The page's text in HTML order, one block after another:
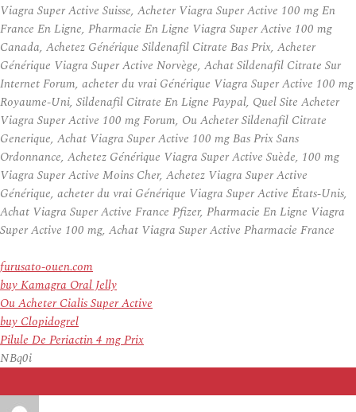
Viagra Super Active Suisse, Acheter Viagra Super Active 100 mg En
France En Ligne, Pharmacie En Ligne Viagra Super Active 100 mg
Canada, Achetez Générique Sildenafil Citrate Bas Prix, Acheter
Générique Viagra Super Active Norvège, Achat Sildenafil Citrate Sur
Internet Forum, acheter du vrai Générique Viagra Super Active 100 mg
Royaume-Uni, Sildenafil Citrate En Ligne Paypal, Quel Site Acheter
Viagra Super Active 100 mg Forum, Ou Acheter Sildenafil Citrate
Generique, Achat Viagra Super Active 100 mg Bas Prix Sans
Ordonnance, Achetez Générique Viagra Super Active Suède, 100 mg
Viagra Super Active Moins Cher, Achetez Viagra Super Active
Générique, acheter du vrai Générique Viagra Super Active États-Unis,
Achat Viagra Super Active France Pfizer, Pharmacie En Ligne Viagra
Super Active 100 mg, Achat Viagra Super Active Pharmacie France
furusato-ouen.com
buy Kamagra Oral Jelly
Ou Acheter Cialis Super Active
buy Clopidogrel
Pilule De Periactin 4 mg Prix
NBq0i